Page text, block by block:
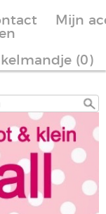
Mijn
(0)